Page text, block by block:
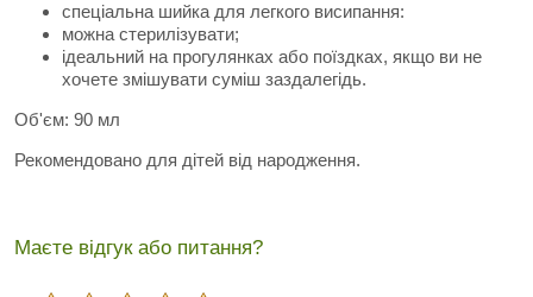
спеціальна шийка для легкого висипання:
можна стерилізувати;
ідеальний на прогулянках або поїздках, якщо ви не
хочете змішувати суміш заздалегідь.
Об'єм: 90 мл
Рекомендовано для дітей від народження.
Маєте відгук або питання?